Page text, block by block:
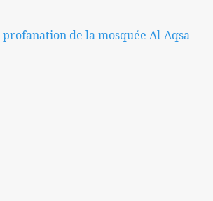
de la mosquée Al-Aqsa